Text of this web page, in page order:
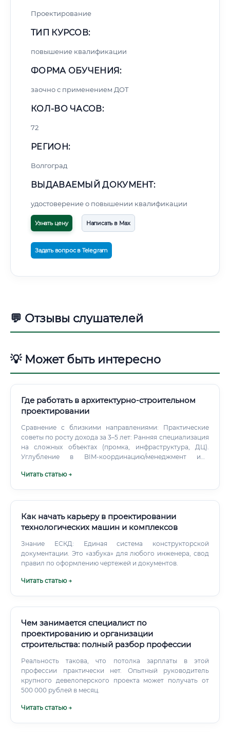
Проектирование
ТИП КУРСОВ:
повышение квалификации
ФОРМА ОБУЧЕНИЯ:
заочно с применением ДОТ
КОЛ-ВО ЧАСОВ:
72
РЕГИОН:
Волгоград
ВЫДАВАЕМЫЙ ДОКУМЕНТ:
удостоверение о повышении квалификации
Узнать цену Написать в Max
Задать вопрос в Telegram
💬 Отзывы слушателей
💡 Может быть интересно
Где работать в архитектурно-строительном
проектировании
Сравнение с близкими направлениями: Практические
советы по росту дохода за 3–5 лет: Ранняя специализация
на сложных объектах (промка, инфраструктура, ДЦ).
Углубление в BIM-координацию/менеджмент или
кейсы успешного прохождения экспертизы.
Читать статью →
Как начать карьеру в проектировании
технологических машин и комплексов
Знание ЕСКД: Единая система конструкторской
документации. Это «азбука» для любого инженера, свод
правил по оформлению чертежей и документов.
Читать статью →
Чем занимается специалист по
проектированию и организации
строительства: полный разбор профессии
Реальность такова, что потолка зарплаты в этой
профессии практически нет. Опытный руководитель
крупного девелоперского проекта может получать от
500 000 рублей в месяц.
Читать статью →